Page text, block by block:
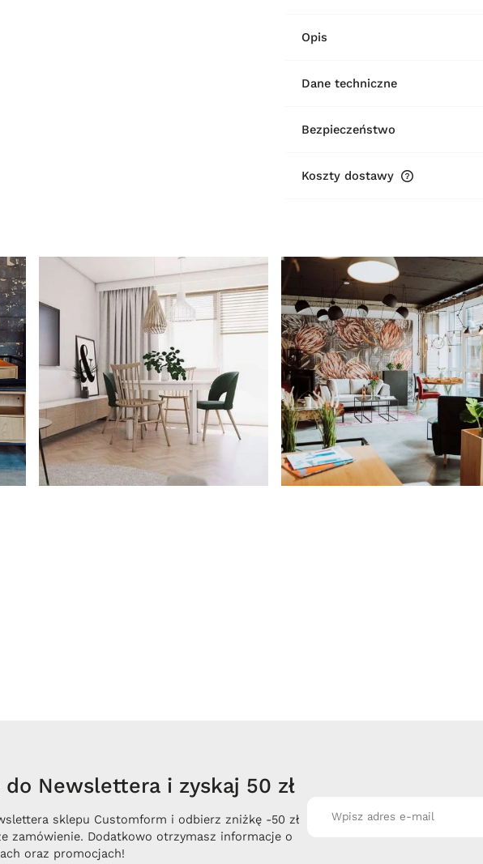
Opis
Dane techniczne
Bezpieczeństwo
Koszty dostawy
do Newslettera i zyskaj 50 zł
sklepu Customform i odbierz zniżkę -50 zł
zamówienie. Dodatkowo otrzymasz informacje o
oraz promocjach!